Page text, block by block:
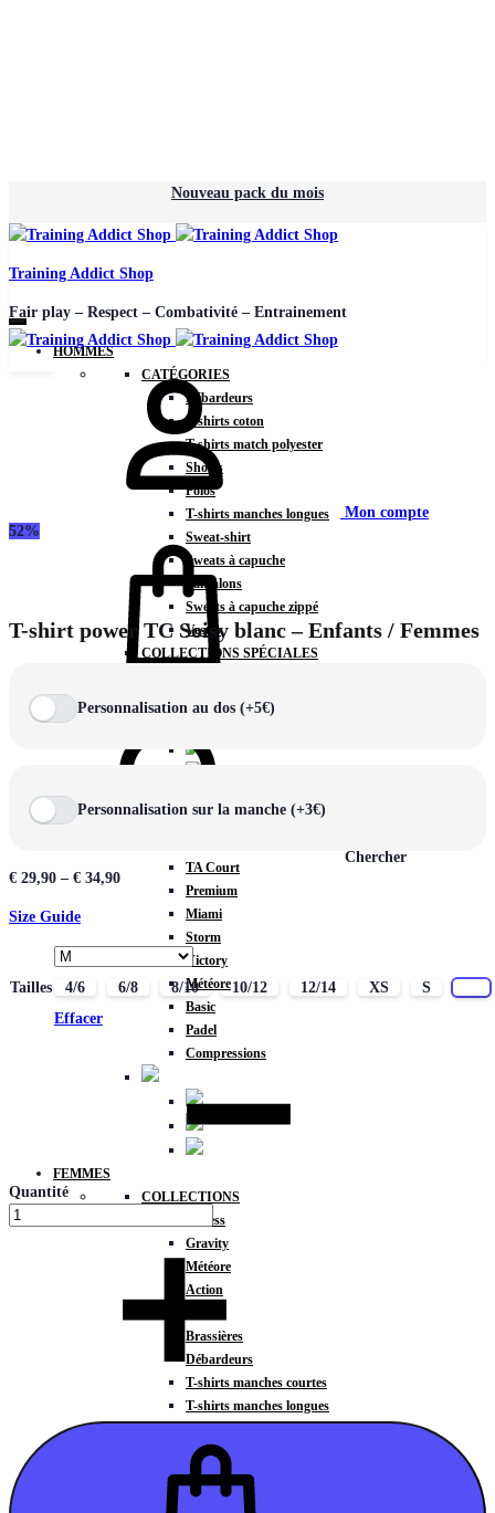
Nouveau pack du mois
Training Addict Shop
Fair play – Respect – Combativité – Entrainement
HOMMES
CATÉGORIES
Débardeurs
T-shirts coton
T-shirts match polyester
Shorts
Polos
T-shirts manches longues
Sweat-shirt
Sweats à capuche
Pantalons
Sweats à capuche zippé
Vestes
COLLECTIONS SPÉCIALES
TA Court
Premium
Miami
Storm
Victory
Météore
Basic
Padel
Compressions
FEMMES
COLLECTIONS
Fitness
Gravity
Météore
Action
Brassières
Débardeurs
T-shirts manches courtes
T-shirts manches longues
Sweats à capuche
Sweats à capuche zippé
Vestes
Mon compte
Chercher
52%
T-shirt power TC Soisy blanc – Enfants / Femmes
Personnalisation au dos (+5€)
Personnalisation sur la manche (+3€)
€ 29,90 – € 34,90
Size Guide
Tailles 4/6 6/8 8/10 10/12 12/14 XS S
Effacer
Quantité